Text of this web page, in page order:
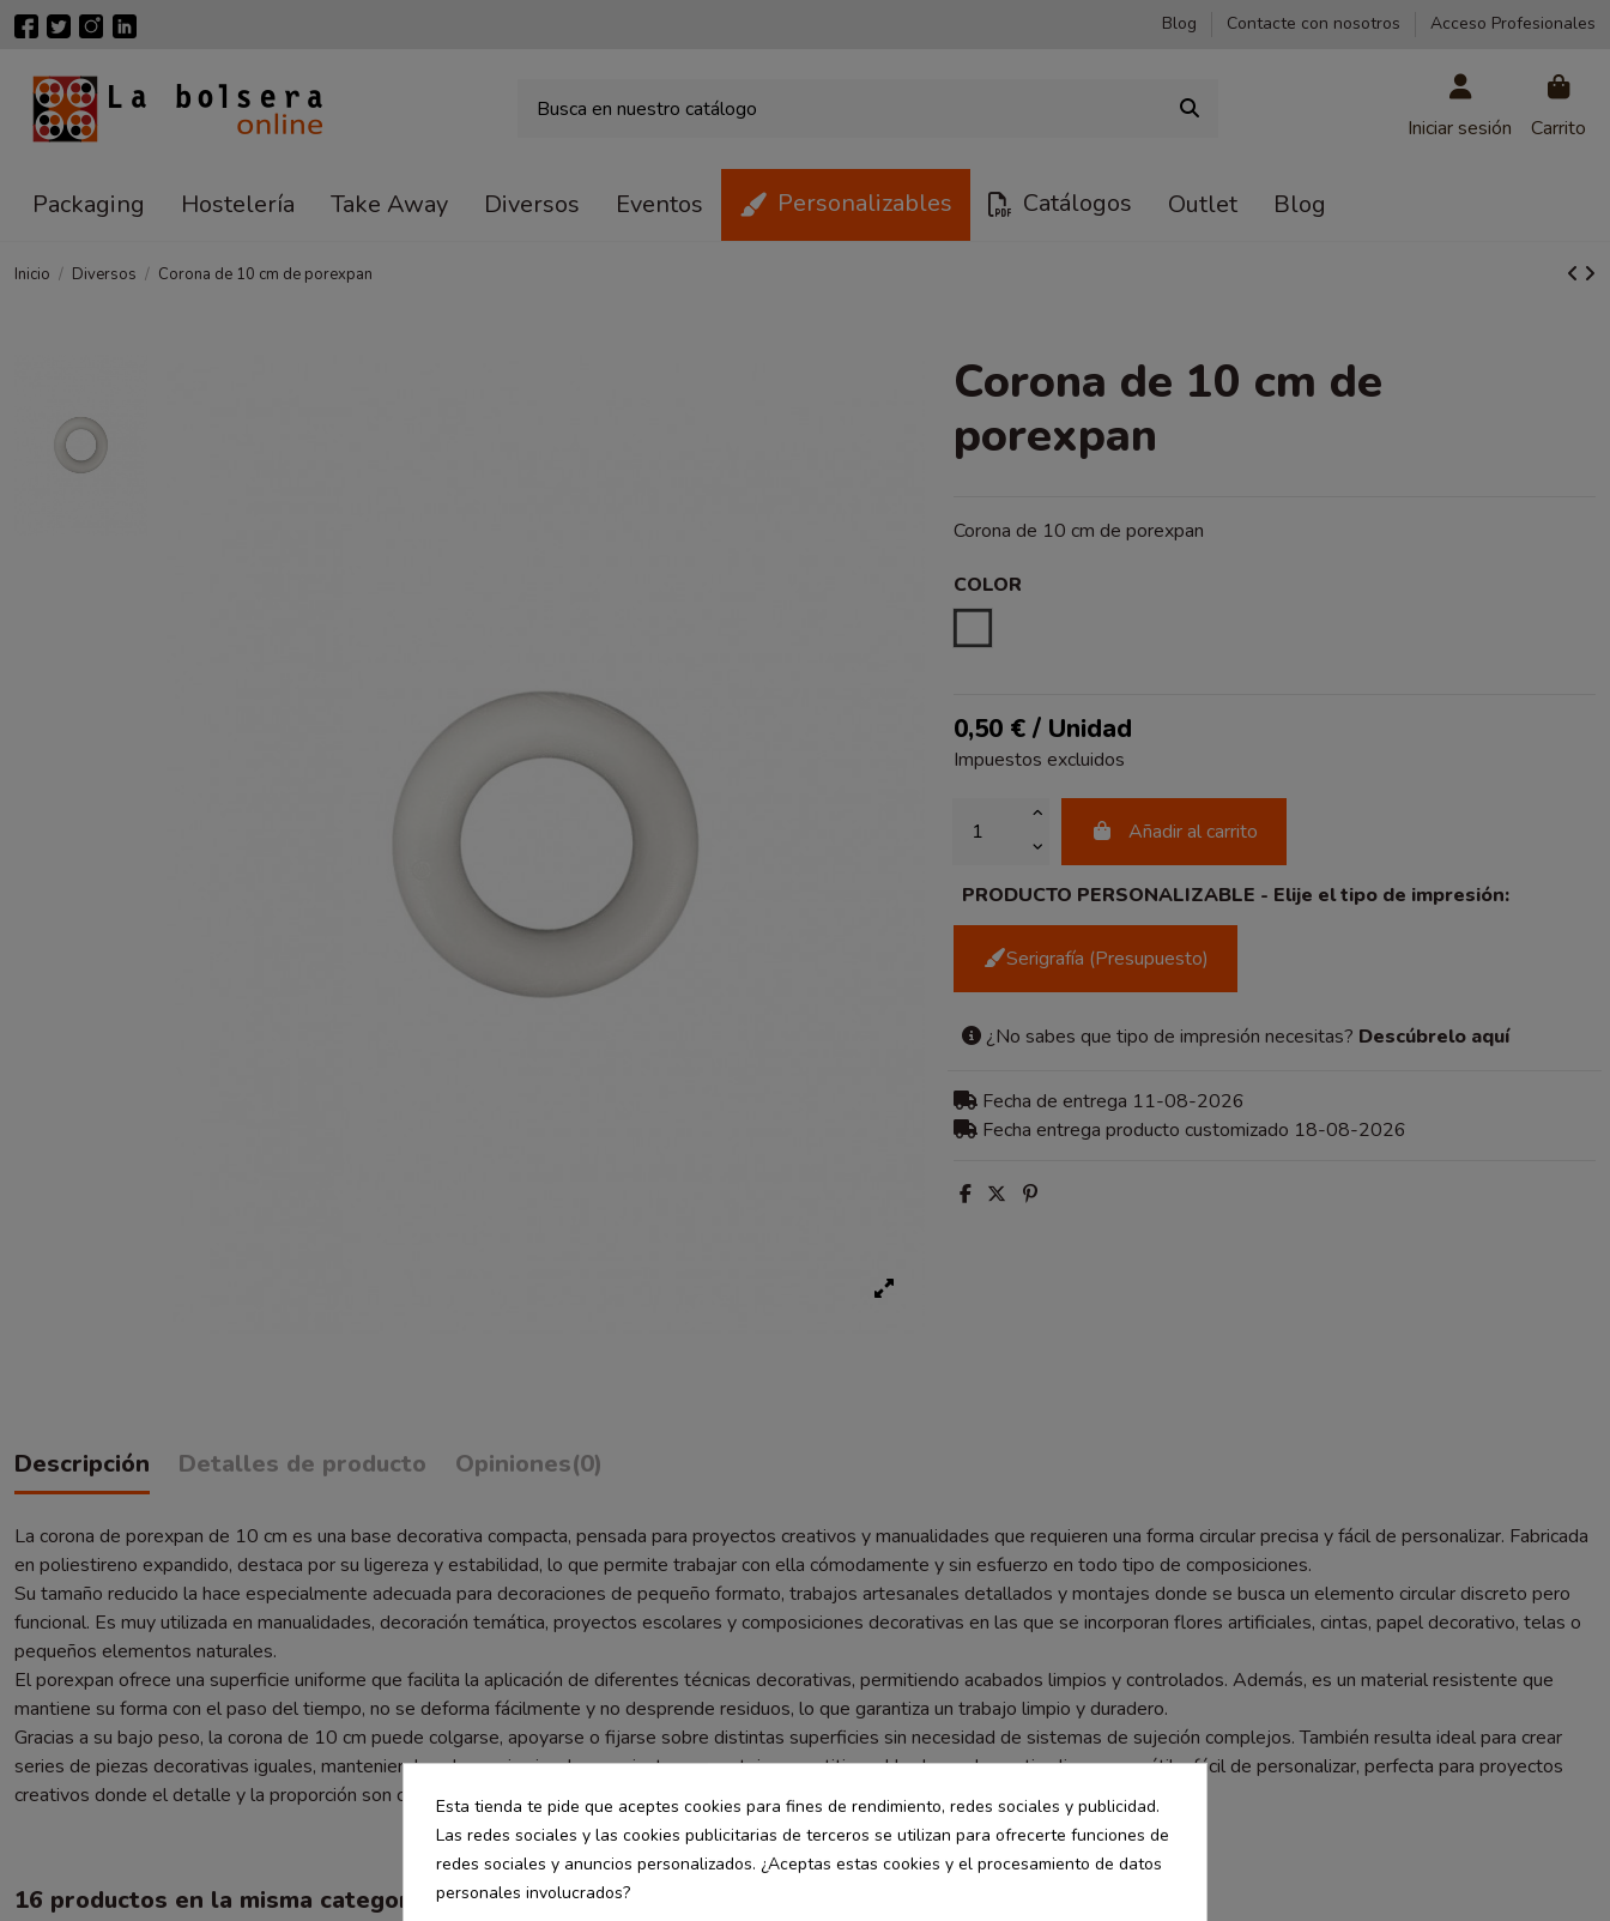
Blog Contacte con nosotros Acceso Profesionales
Iniciar sesión Carrito
Packaging Hostelería Take Away Diversos Eventos Personalizables Catálogos Outlet Blog
Inicio Diversos Corona de 10 cm de porexpan
Corona de 10 cm de
porexpan
Corona de 10 cm de porexpan
COLOR
0,50 € / Unidad
Impuestos excluidos
Añadir al carrito
PRODUCTO PERSONALIZABLE - Elije el tipo de impresión:
Serigrafía (Presupuesto)
¿No sabes que tipo de impresión necesitas? Descúbrelo aquí
Fecha de entrega 11-08-2026
Fecha entrega producto customizado 18-08-2026
Descripción Detalles de producto Opiniones(0)
La corona de porexpan de 10 cm es una base decorativa compacta, pensada para proyectos creativos y manualidades que requieren una forma circular precisa y fácil de personalizar. Fabricada
en poliestireno expandido, destaca por su ligereza y estabilidad, lo que permite trabajar con ella cómodamente y sin esfuerzo en todo tipo de composiciones.
Su tamaño reducido la hace especialmente adecuada para decoraciones de pequeño formato, trabajos artesanales detallados y montajes donde se busca un elemento circular discreto pero
funcional. Es muy utilizada en manualidades, decoración temática, proyectos escolares y composiciones decorativas en las que se incorporan flores artificiales, cintas, papel decorativo, telas o
pequeños elementos naturales.
El porexpan ofrece una superficie uniforme que facilita la aplicación de diferentes técnicas decorativas, permitiendo acabados limpios y controlados. Además, es un material resistente que
mantiene su forma con el paso del tiempo, no se deforma fácilmente y no desprende residuos, lo que garantiza un trabajo limpio y duradero.
Gracias a su bajo peso, la corona de 10 cm puede colgarse, apoyarse o fijarse sobre distintas superficies sin necesidad de sistemas de sujeción complejos. También resulta ideal para crear
series de piezas decorativas iguales, manteniendo coherencia visual en conjuntos o montajes repetitivos. Una base decorativa ligera, versátil y fácil de personalizar, perfecta para proyectos
creativos donde el detalle y la proporción son clave.
16 productos en la misma categoría:
Esta tienda te pide que aceptes cookies para fines de rendimiento, redes sociales y publicidad.
Las redes sociales y las cookies publicitarias de terceros se utilizan para ofrecerte funciones de
redes sociales y anuncios personalizados. ¿Aceptas estas cookies y el procesamiento de datos
personales involucrados?